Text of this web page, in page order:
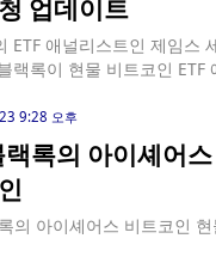
신청서가 결국 비트코인
에게 암호화폐 시장에 노
기를 희망합니다.
했습니다. 블랙록은 스테이
트코인과 기타 디지털 자
고 말했습니다. 현물 비트
록은 말했습니다.
업데이트
ETF 애널리스트인 제임스
랙록이 현물 비트코인 ETF
9:28 오후
랙록의 아이셰어
의 아이셰어스 비트코인 현